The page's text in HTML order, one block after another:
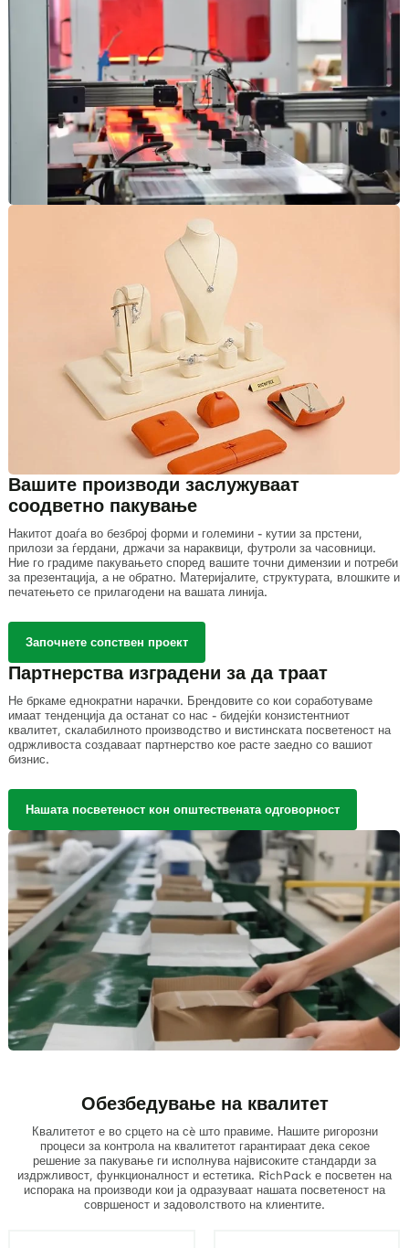
Вашите производи заслужуваат
соодветно пакување
Накитот доаѓа во безброј форми и големини - кутии за прстени,
прилози за ѓердани, држачи за нараквици, футроли за часовници.
Ние го градиме пакувањето според вашите точни димензии и потреби
за презентација, а не обратно. Материјалите, структурата, влошките и
печатењето се прилагодени на вашата линија.
Започнете сопствен проект
Партнерства изградени за да траат
Не бркаме еднократни нарачки. Брендовите со кои соработуваме
имаат тенденција да останат со нас - бидејќи конзистентниот
квалитет, скалабилното производство и вистинската посветеност на
одржливоста создаваат партнерство кое расте заедно со вашиот
бизнис.
Нашата посветеност кон општествената одговорност
Обезбедување на квалитет
Квалитетот е во срцето на сè што правиме. Нашите ригорозни
процеси за контрола на квалитетот гарантираат дека секое
решение за пакување ги исполнува највисоките стандарди за
издржливост, функционалност и естетика. RichPack е посветен на
испорака на производи кои ја одразуваат нашата посветеност на
совршеност и задоволството на клиентите.